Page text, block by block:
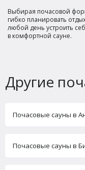
Выбирая почасовой
гибко планировать
любой день устроить
в комфортной сауне.
Другие
Почасовые сауны в
Почасовые сауны в